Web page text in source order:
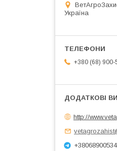
Україна
+380 (68) 900-
http://